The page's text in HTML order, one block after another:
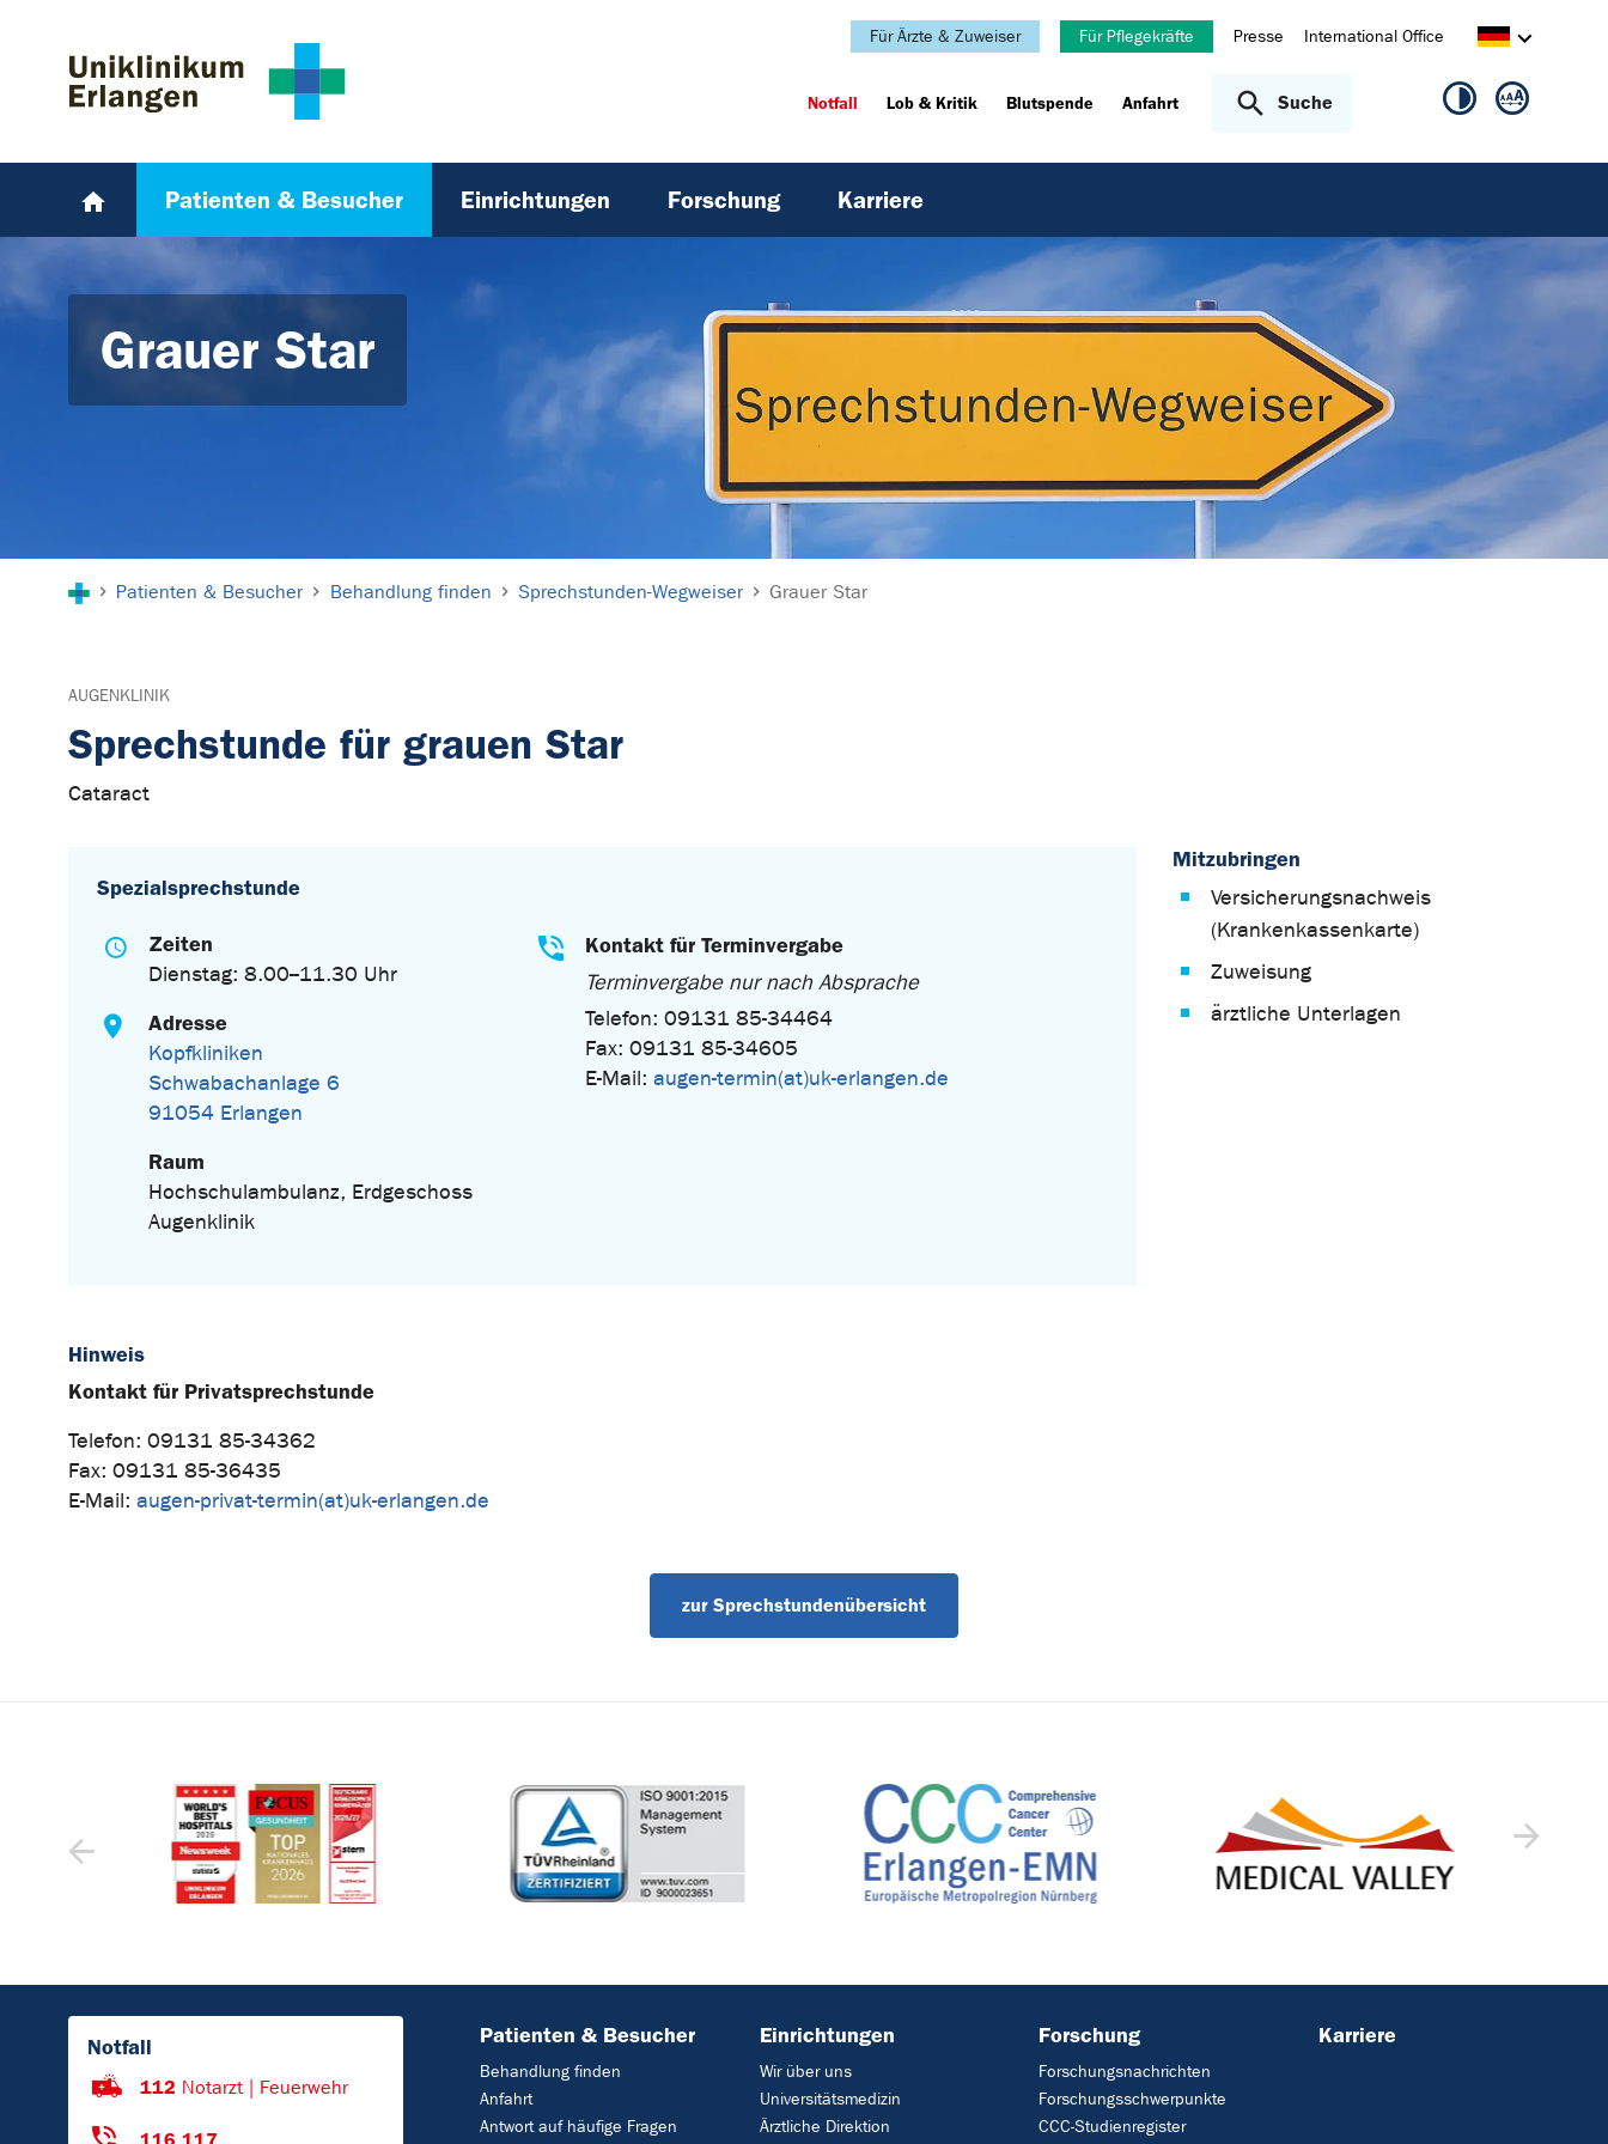
Für Ärzte & Zuweiser Für Pflegekräfte Presse International Office
Notfall Lob & Kritik Blutspende Anfahrt Suche
Patienten & Besucher Einrichtungen Forschung Karriere
Grauer Star
Patienten & Besucher Behandlung finden Sprechstunden-Wegweiser Grauer Star
AUGENKLINIK
Sprechstunde für grauen Star
Cataract
Spezialsprechstunde
Zeiten
Dienstag: 8.00--11.30 Uhr
Adresse
Kopfkliniken
Schwabachanlage 6
91054 Erlangen
Raum
Hochschulambulanz, Erdgeschoss
Augenklinik
Kontakt für Terminvergabe
Terminvergabe nur nach Absprache
Telefon: 09131 85-34464
Fax: 09131 85-34605
E-Mail: augen-termin(at)uk-erlangen.de
Hinweis
Kontakt für Privatsprechstunde
Telefon: 09131 85-34362
Fax: 09131 85-36435
E-Mail: augen-privat-termin(at)uk-erlangen.de
Mitzubringen
Versicherungsnachweis
(Krankenkassenkarte)
Zuweisung
ärztliche Unterlagen
zur Sprechstundenübersicht
Notfall
112 Notarzt | Feuerwehr
Patienten & Besucher
Behandlung finden
Anfahrt
Antwort auf häufige Fragen
Einrichtungen
Wir über uns
Universitätsmedizin
Ärztliche Direktion
Forschung
Forschungsnachrichten
Forschungsschwerpunkte
CCC-Studienregister
Karriere